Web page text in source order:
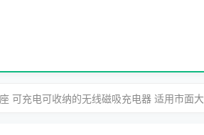
可充电可收纳的无线磁吸充电器 适用市面